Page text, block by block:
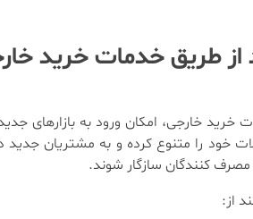
از طریق خدمات خرید
خرید خارجی، امکان ورود به
خود را متنوع کرده و به مشتریان
مصرف کنندگان سازگار شوند.
از: